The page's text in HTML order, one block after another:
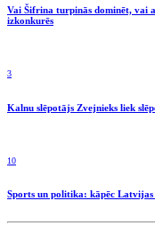
Vai Šifrina turpinās dominēt, vai
izkonkurēs
3
Kalnu slēpotājs Zvejnieks liek
10
Sports un politika: kāpēc